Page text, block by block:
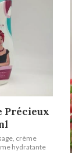
Précieux
, crème
hydratante